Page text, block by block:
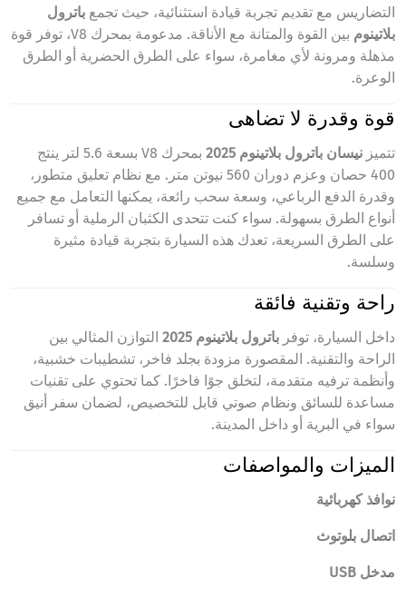
التضاريس مع تقديم تجربة قيادة استثنائية، حيث تجمع باترول
بلاتينوم
بين القوة والمتانة مع الأناقة. مدعومة بمحرك V8، توفر قوة
مذهلة ومرونة لأي مغامرة، سواء على الطرق الحضرية أو الطرق
الوعرة.
قوة وقدرة لا تضاهى
تتميز نيسان باترول بلاتينوم 2025
بمحرك V8 بسعة 5.6 لتر ينتج
400 حصان وعزم دوران 560 نيوتن متر. مع نظام تعليق متطور،
وقدرة الدفع الرباعي، وسعة سحب رائعة، يمكنها التعامل مع جميع
أنواع الطرق بسهولة. سواء كنت تتحدى الكثبان الرملية أو تسافر
على الطرق السريعة، تعدك هذه السيارة بتجربة قيادة مثيرة
وسلسة.
راحة وتقنية فائقة
داخل السيارة، توفر باترول بلاتينوم 2025
التوازن المثالي بين
الراحة والتقنية. المقصورة مزودة بجلد فاخر، تشطيبات خشبية،
وأنظمة ترفيه متقدمة، لتخلق جوًا فاخرًا. كما تحتوي على تقنيات
مساعدة للسائق ونظام صوتي قابل للتخصيص، لضمان سفر أنيق
سواء في البرية أو داخل المدينة.
الميزات والمواصفات
نوافذ كهربائية
اتصال بلوتوث
مدخل USB